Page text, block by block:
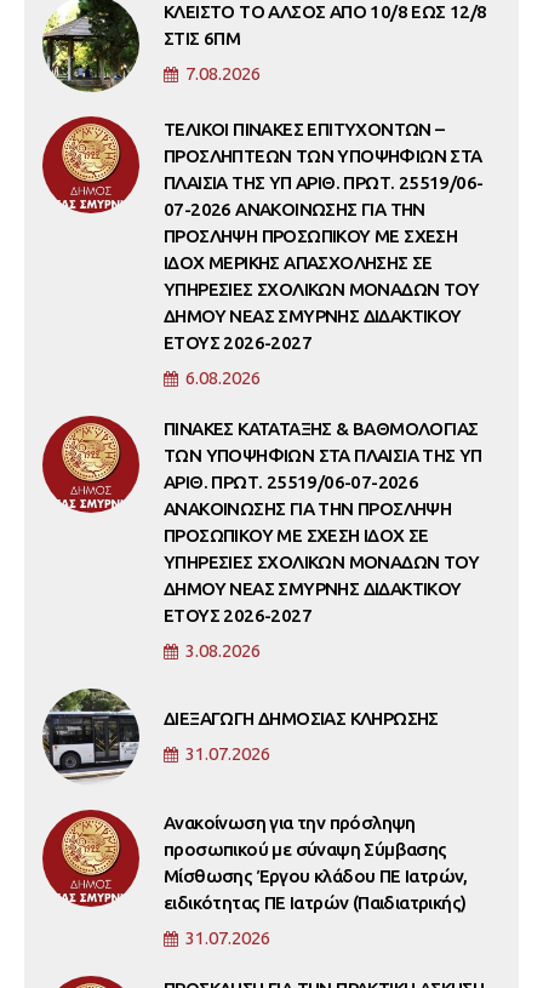
ΚΛΕΙΣΤΟ ΤΟ ΑΛΣΟΣ ΑΠΟ 10/8 ΕΩΣ 12/8
ΣΤΙΣ 6ΠΜ
7.08.2026
ΤΕΛΙΚΟΙ ΠΙΝΑΚΕΣ ΕΠΙΤΥΧΟΝΤΩΝ –
ΠΡΟΣΛΗΠΤΕΩΝ ΤΩΝ ΥΠΟΨΗΦΙΩΝ ΣΤΑ
ΠΛΑΙΣΙΑ ΤΗΣ ΥΠ ΑΡΙΘ. ΠΡΩΤ. 25519/06-
07-2026 ΑΝΑΚΟΙΝΩΣΗΣ ΓΙΑ ΤΗΝ
ΠΡΟΣΛΗΨΗ ΠΡΟΣΩΠΙΚΟΥ ΜΕ ΣΧΕΣΗ
ΙΔΟΧ ΜΕΡΙΚΗΣ ΑΠΑΣΧΟΛΗΣΗΣ ΣΕ
ΥΠΗΡΕΣΙΕΣ ΣΧΟΛΙΚΩΝ ΜΟΝΑΔΩΝ ΤΟΥ
ΔΗΜΟΥ ΝΕΑΣ ΣΜΥΡΝΗΣ ΔΙΔΑΚΤΙΚΟΥ
ΕΤΟΥΣ 2026-2027
6.08.2026
ΠΙΝΑΚΕΣ ΚΑΤΑΤΑΞΗΣ & ΒΑΘΜΟΛΟΓΙΑΣ
ΤΩΝ ΥΠΟΨΗΦΙΩΝ ΣΤΑ ΠΛΑΙΣΙΑ ΤΗΣ ΥΠ
ΑΡΙΘ. ΠΡΩΤ. 25519/06-07-2026
ΑΝΑΚΟΙΝΩΣΗΣ ΓΙΑ ΤΗΝ ΠΡΟΣΛΗΨΗ
ΠΡΟΣΩΠΙΚΟΥ ΜΕ ΣΧΕΣΗ ΙΔΟΧ ΣΕ
ΥΠΗΡΕΣΙΕΣ ΣΧΟΛΙΚΩΝ ΜΟΝΑΔΩΝ ΤΟΥ
ΔΗΜΟΥ ΝΕΑΣ ΣΜΥΡΝΗΣ ΔΙΔΑΚΤΙΚΟΥ
ΕΤΟΥΣ 2026-2027
3.08.2026
ΔΙΕΞΑΓΩΓΗ ΔΗΜΟΣΙΑΣ ΚΛΗΡΩΣΗΣ
31.07.2026
Ανακοίνωση για την πρόσληψη
προσωπικού με σύναψη Σύμβασης
Μίσθωσης Έργου κλάδου ΠΕ Ιατρών,
ειδικότητας ΠΕ Ιατρών (Παιδιατρικής)
31.07.2026